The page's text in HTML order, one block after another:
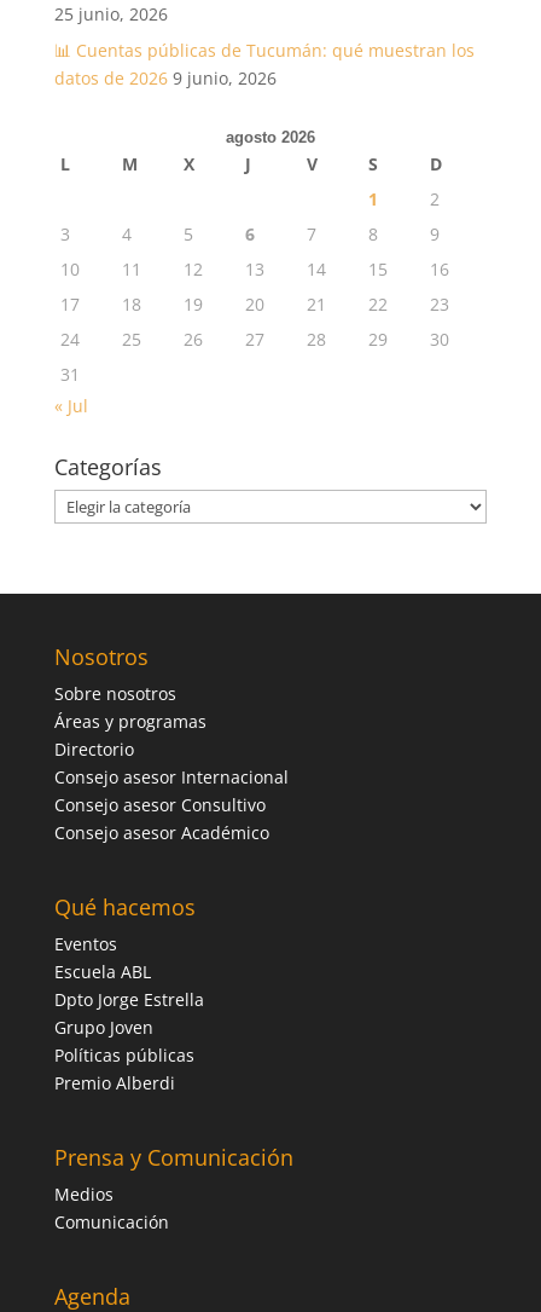
25 junio, 2026
📊 Cuentas públicas de Tucumán: qué muestran los
datos de 2026 9 junio, 2026
agosto 2026
L M X J V S
D
1
2
3
4 5 6 7 8
9
10
11 12 13 14 15
16
17
18 19 20 21 22
23
24
25 26 27 28 29
30
31
« Jul
Categorías
Categorías
Nosotros
Sobre nosotros
Áreas y programas
Directorio
Consejo asesor Internacional
Consejo asesor Consultivo
Consejo asesor Académico
Qué hacemos
Eventos
Escuela ABL
Dpto Jorge Estrella
Grupo Joven
Políticas públicas
Premio Alberdi
Prensa y Comunicación
Medios
Comunicación
Agenda